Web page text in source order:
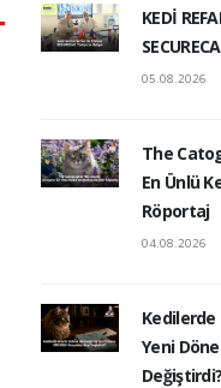
KEDİ
05.08.2026
The
En Ünlü
Röportaj
04.08.2026
Kedilerde
Yeni
Değiştirdi?